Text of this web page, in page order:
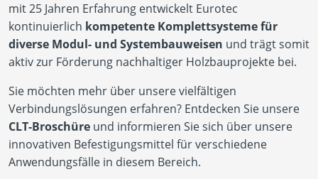
mit 25 Jahren Erfahrung entwickelt Eurotec
kontinuierlich kompetente Komplettsysteme für
diverse Modul- und Systembauweisen und trägt somit
aktiv zur Förderung nachhaltiger Holzbauprojekte bei.
Sie möchten mehr über unsere vielfältigen
Verbindungslösungen erfahren? Entdecken Sie unsere
CLT-Broschüre und informieren Sie sich über unsere
innovativen Befestigungsmittel für verschiedene
Anwendungsfälle in diesem Bereich.